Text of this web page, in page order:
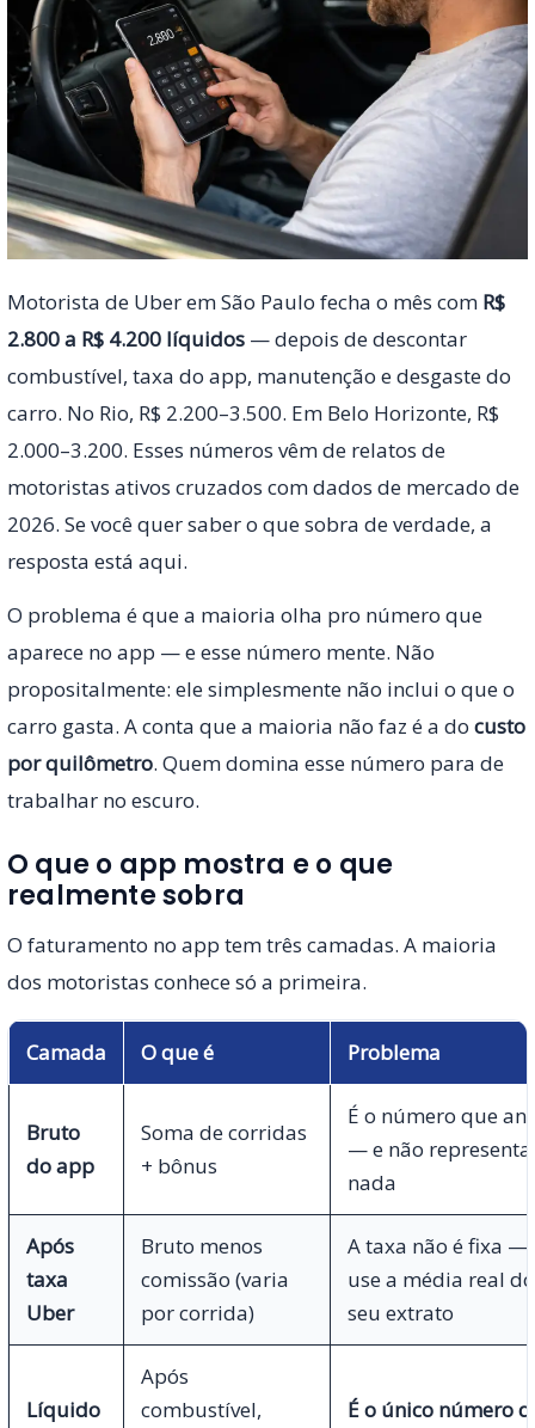
Motorista de Uber em São Paulo fecha o mês com R$
2.800 a R$ 4.200 líquidos — depois de descontar
combustível, taxa do app, manutenção e desgaste do
carro. No Rio, R$ 2.200–3.500. Em Belo Horizonte, R$
2.000–3.200. Esses números vêm de relatos de
motoristas ativos cruzados com dados de mercado de
2026. Se você quer saber o que sobra de verdade, a
resposta está aqui.
O problema é que a maioria olha pro número que
aparece no app — e esse número mente. Não
propositalmente: ele simplesmente não inclui o que o
carro gasta. A conta que a maioria não faz é a do custo
por quilômetro. Quem domina esse número para de
trabalhar no escuro.
O que o app mostra e o que
realmente sobra
O faturamento no app tem três camadas. A maioria
dos motoristas conhece só a primeira.
Camada O que é Problema
Bruto
do app
Soma de corridas
+ bônus
É o número que
— e não representa
nada
Após
taxa
Uber
Bruto menos
comissão (varia
por corrida)
A taxa não é fixa —
use a média real do
seu extrato
Líquido
Após
combustível,
É o único número